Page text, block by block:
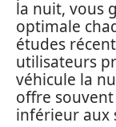
la nuit, vous
optimale
études
utilisateurs
véhicule la
offre
inférieur aux